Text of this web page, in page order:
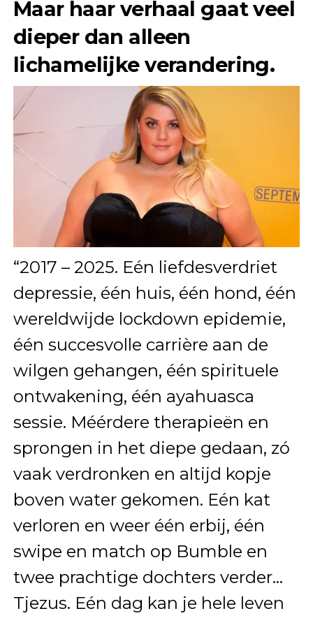
Maar haar verhaal gaat veel
dieper dan alleen
lichamelijke verandering.
“2017 – 2025. Eén liefdesverdriet
depressie, één huis, één hond, één
wereldwijde lockdown epidemie,
één succesvolle carrière aan de
wilgen gehangen, één spirituele
ontwakening, één ayahuasca
sessie. Méérdere therapieën en
sprongen in het diepe gedaan, zó
vaak verdronken en altijd kopje
boven water gekomen. Eén kat
verloren en weer één erbij, één
swipe en match op Bumble en
twee prachtige dochters verder…
Tjezus. Eén dag kan je hele leven